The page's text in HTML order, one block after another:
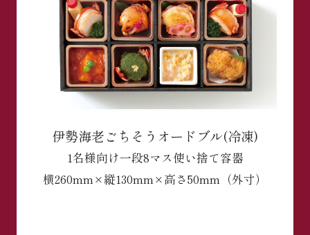
伊勢海老ごちそうオードブル(冷凍)
1名様向け一段8マス使い捨て容器
横260mm×縦130mm×高さ50mm（外寸）